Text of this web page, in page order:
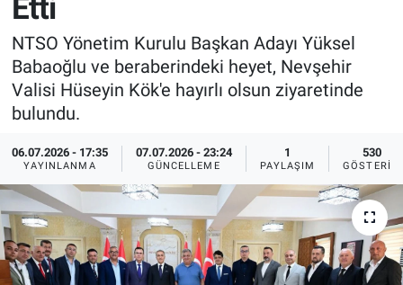
Etti
NTSO Yönetim Kurulu Başkan Adayı Yüksel
Babaoğlu ve beraberindeki heyet, Nevşehir
Valisi Hüseyin Kök'e hayırlı olsun ziyaretinde
bulundu.
06.07.2026 - 17:35
YAYINLANMA
07.07.2026 - 23:24
GÜNCELLEME
1
PAYLAŞIM
530
GÖSTERIM
Sağlık
Yerel
Genel
Asayiş
İlan - Duyuru- Mesaj
Türkiye Gündemi
Sizden Gelenler
Yaşam
Sağlık
Eğitim
İlan - Duyuru- Mesaj
Türkiye Gündemi
Sizden Gelenler